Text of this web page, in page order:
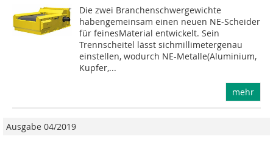
Die zwei Branchenschwergewichte
habengemeinsam einen neuen NE-Scheider
für feinesMaterial entwickelt. Sein
Trennscheitel lässt sichmillimetergenau
einstellen, wodurch NE-Metalle(Aluminium,
Kupfer,...
mehr
Ausgabe 04/2019